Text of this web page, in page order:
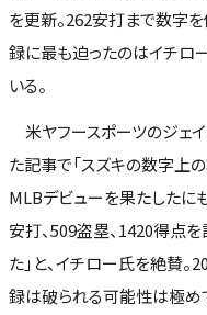
を更新。262安打まで数字
録に最も迫ったのはイチロ
いる。
米ヤフースポーツのジェイ
た記事で「スズキの数字上
MLBデビューを果たしたに
安打、509盗塁、1420得点
た」と、イチロー氏を絶賛
録は破られる可能性は極め